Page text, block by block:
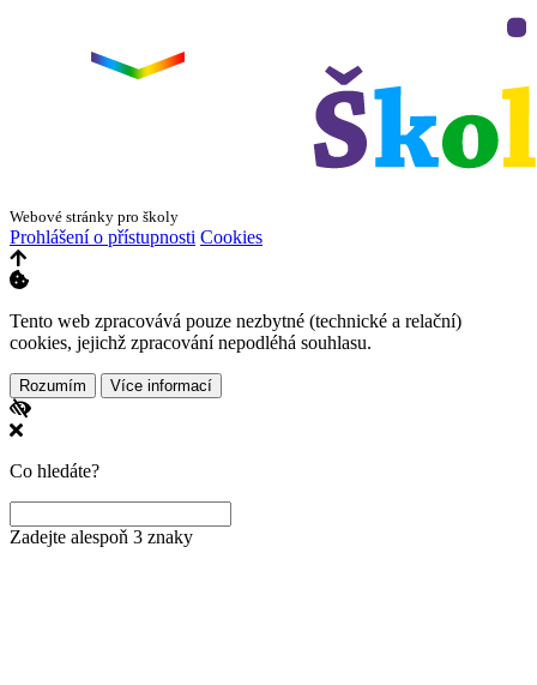
Webové stránky pro školy
Prohlášení o přístupnosti Cookies
Tento web zpracovává pouze nezbytné (technické a relační)
cookies, jejichž zpracování nepodléhá souhlasu.
Rozumím Více informací
Co hledáte?
Zadejte alespoň 3 znaky